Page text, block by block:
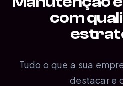
com
Tudo o que a sua
destacar e